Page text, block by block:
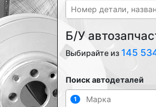
Б/У
Выбирайте из 145
Поиск автодеталей
1